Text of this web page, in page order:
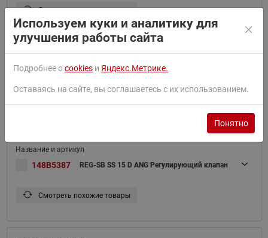
Смотреть похожие товары
148B5297 REG-SA SS 15 D ANG Регулирующий клапан
Смотреть похожие товары
148B5387 REG-SB SS 15 D ANG Регулирующий клапан
Смотреть похожие товары
Используем куки и аналитику для
улучшения работы сайта
Подробнее оcookies и Яндекс.Метрике.
Оставаясь на сайте, вы соглашаетесь с их использованием.
Понятно